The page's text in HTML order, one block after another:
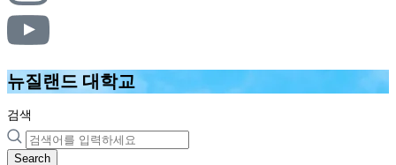
뉴질랜드 대학교
검색